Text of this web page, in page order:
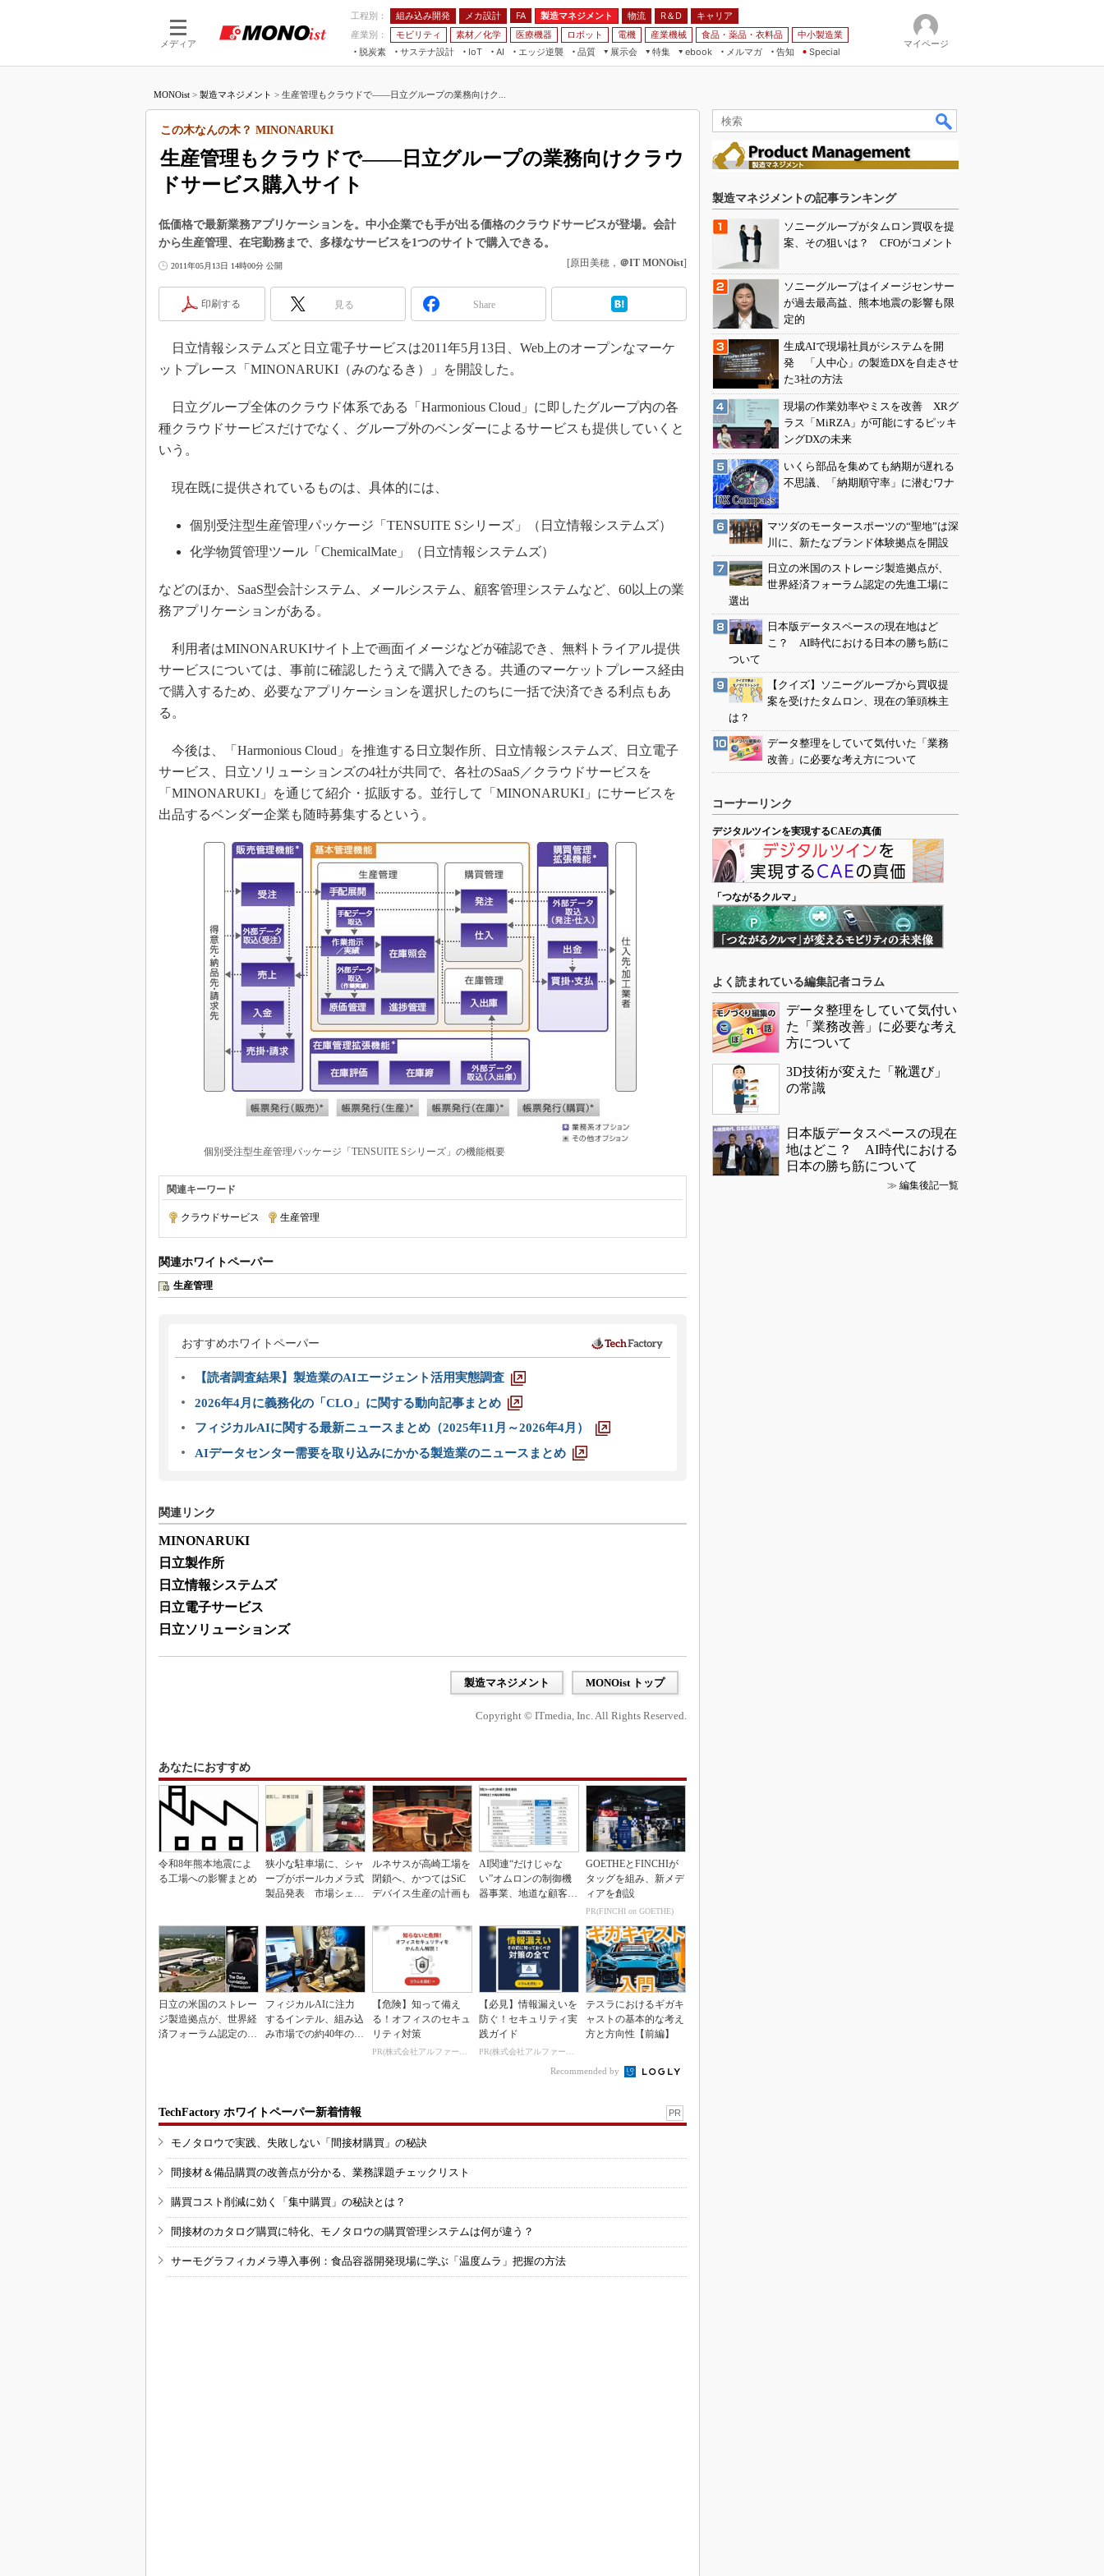
メディア
工程別： 組み込み開発 メカ設計 FA 製造マネジメント 物流 R＆D
キャリア
産業別：
モビリティ 素材／化学 医療機器 ロボット 電機 産業機械 食品・薬品・衣料品
中小製造業
脱炭素
サステナ設計
IoT
つながる工場
AI
AI×設備保全
エッジ逆襲 品質
展示会
JIMTOF
IIFES
TECHNO-FRONTIER
EdgeTech+
特集
つながるクルマ
組み込み画像技術
組み込みモデリング
ISO26262
無償設計ツール
3Dプリンタ
デジタルツインとCAE
S＆OP
メイドインジャパン
植物工場
制御セキュリティ
新型コロナへの対応
ebook
FA
メルマガ
告知 Special
マイページ
MONOist > 製造マネジメント > 生産管理もクラウドで――日立グループの業務向けク...
生産管理もクラウドで――日立グループの業務向けクラウ
ドサービス購入サイト
この木なんの木？ MINONARUKI
低価格で最新業務アプリケーションを。中小企業でも手が出る価格のクラウドサービスが登場。会計
から生産管理、在宅勤務まで、多様なサービスを1つのサイトで購入できる。
2011年05月13日 14時00分 公開 [原田美穂， ＠IT MONOist]
印刷する 見る Share
日立情報システムズと日立電子サービスは2011年5月13日、Web上のオープンなマーケ
ットプレース「MINONARUKI（みのなるき）」を開設した。
日立グループ全体のクラウド体系である「Harmonious Cloud」に即したグループ内の各
種クラウドサービスだけでなく、グループ外のベンダーによるサービスも提供していくと
いう。
現在既に提供されているものは、具体的には、
個別受注型生産管理パッケージ「TENSUITE Sシリーズ」（日立情報システムズ）
化学物質管理ツール「ChemicalMate」（日立情報システムズ）
などのほか、SaaS型会計システム、メールシステム、顧客管理システムなど、60以上の業
務アプリケーションがある。
利用者はMINONARUKIサイト上で画面イメージなどが確認でき、無料トライアル提供
サービスについては、事前に確認したうえで購入できる。共通のマーケットプレース経由
で購入するため、必要なアプリケーションを選択したのちに一括で決済できる利点もあ
る。
今後は、「Harmonious Cloud」を推進する日立製作所、日立情報システムズ、日立電子
サービス、日立ソリューションズの4社が共同で、各社のSaaS／クラウドサービスを
「MINONARUKI」を通じて紹介・拡販する。並行して「MINONARUKI」にサービスを
出品するベンダー企業も随時募集するという。
個別受注型生産管理パッケージ「TENSUITE Sシリーズ」の機能概要
関連キーワード
クラウドサービス 生産管理
関連ホワイトペーパー
生産管理
おすすめホワイトペーパー
【読者調査結果】製造業のAIエージェント活用実態調査
2026年4月に義務化の「CLO」に関する動向記事まとめ
フィジカルAIに関する最新ニュースまとめ（2025年11月～2026年4月）
AIデータセンター需要を取り込みにかかる製造業のニュースまとめ
関連リンク
MINONARUKI
日立製作所
日立情報システムズ
日立電子サービス
日立ソリューションズ
製造マネジメント MONOist トップ
Copyright © ITmedia, Inc. All Rights Reserved.
あなたにおすすめ
令和8年熊本地震によ
る工場への影響まとめ
狭小な駐車場に、シャ
ープがポールカメラ式
製品発表 市場シェア
ルネサスが高崎工場を
閉鎖へ、かつてはSiC
デバイス生産の計画も
AI関連“だけじゃな
い”オムロンの制御機
器事業、地道な顧客基
GOETHEとFINCHIが
タッグを組み、新メデ
ィアを創設
PR(FINCHI on GOETHE)
日立の米国のストレー
ジ製造拠点が、世界経
済フォーラム認定の先
フィジカルAIに注力
するインテル、組み込
み市場での約40年の実
【危険】知って備え
る！オフィスのセキュ
リティ対策
PR(株式会社アルファーテクノ)
【必見】情報漏えいを
防ぐ！セキュリティ実
践ガイド
PR(株式会社アルファーテクノ)
テスラにおけるギガキ
ャストの基本的な考え
方と方向性【前編】
Recommended by
TechFactory ホワイトペーパー新着情報 PR
モノタロウで実践、失敗しない「間接材購買」の秘訣
間接材＆備品購買の改善点が分かる、業務課題チェックリスト
購買コスト削減に効く「集中購買」の秘訣とは？
間接材のカタログ購買に特化、モノタロウの購買管理システムは何が違う？
サーモグラフィカメラ導入事例：食品容器開発現場に学ぶ「温度ムラ」把握の方法
製造マネジメントの記事ランキング
ソニーグループがタムロン買収を提
案、その狙いは？ CFOがコメント
ソニーグループはイメージセンサー
が過去最高益、熊本地震の影響も限
定的
生成AIで現場社員がシステムを開
発 「人中心」の製造DXを自走させ
た3社の方法
現場の作業効率やミスを改善 XRグ
ラス「MiRZA」が可能にするピッキ
ングDXの未来
いくら部品を集めても納期が遅れる
不思議、「納期順守率」に潜むワナ
マツダのモータースポーツの“聖地”は深
川に、新たなブランド体験拠点を開設
日立の米国のストレージ製造拠点が、
世界経済フォーラム認定の先進工場に
選出
日本版データスペースの現在地はど
こ？ AI時代における日本の勝ち筋に
ついて
【クイズ】ソニーグループから買収提
案を受けたタムロン、現在の筆頭株主
は？
データ整理をしていて気付いた「業務
改善」に必要な考え方について
コーナーリンク
デジタルツインを実現するCAEの真価
「つながるクルマ」
よく読まれている編集記者コラム
データ整理をしていて気付い
た「業務改善」に必要な考え
方について
3D技術が変えた「靴選び」
の常識
日本版データスペースの現在
地はどこ？ AI時代における
日本の勝ち筋について
≫ 編集後記一覧